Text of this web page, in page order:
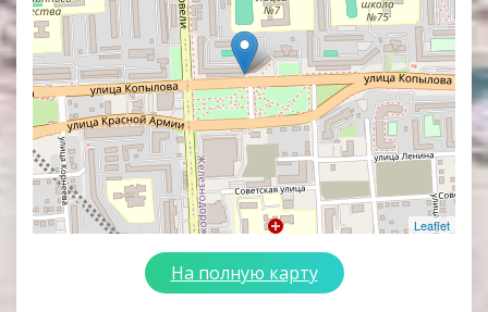
Leaflet
На полную карту